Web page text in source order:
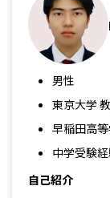
男性
東京大学
早稲田高
中学受験
自己紹介